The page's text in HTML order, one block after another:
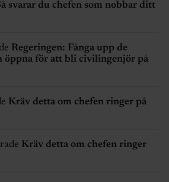
svarar du chefen som nobbar ditt
Regeringen: Fånga upp de
öppna för att bli civilingenjör på
Kräv detta om chefen ringer på
Kräv detta om chefen ringer